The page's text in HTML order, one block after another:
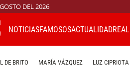
DEL 2026
NOTICIASFAMOSOSACTUALIDAD
DE BRITO MARÍA VÁZQUEZ LUZ CIPRIOTA